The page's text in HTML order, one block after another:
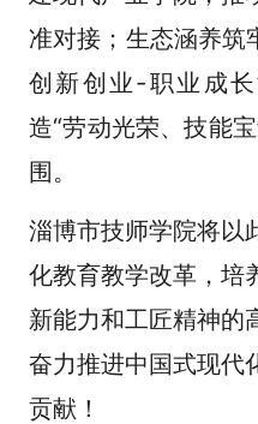
准对接；生态涵养筑
创新创业-职业成
造“劳动光荣、技能
围。
淄博市技师学院将以
化教育教学改革，培
新能力和工匠精神的
奋力推进中国式现代
贡献！